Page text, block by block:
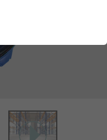
dass